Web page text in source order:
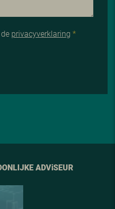
privacyverklaring *
ADViSEUR